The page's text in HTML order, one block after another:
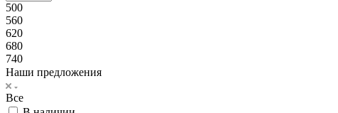
500
560
620
680
740
Наши предложения
Все